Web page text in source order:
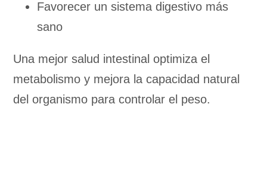
Favorecer un sistema digestivo más
sano
Una mejor salud intestinal optimiza el
metabolismo y mejora la capacidad natural
del organismo para controlar el peso.